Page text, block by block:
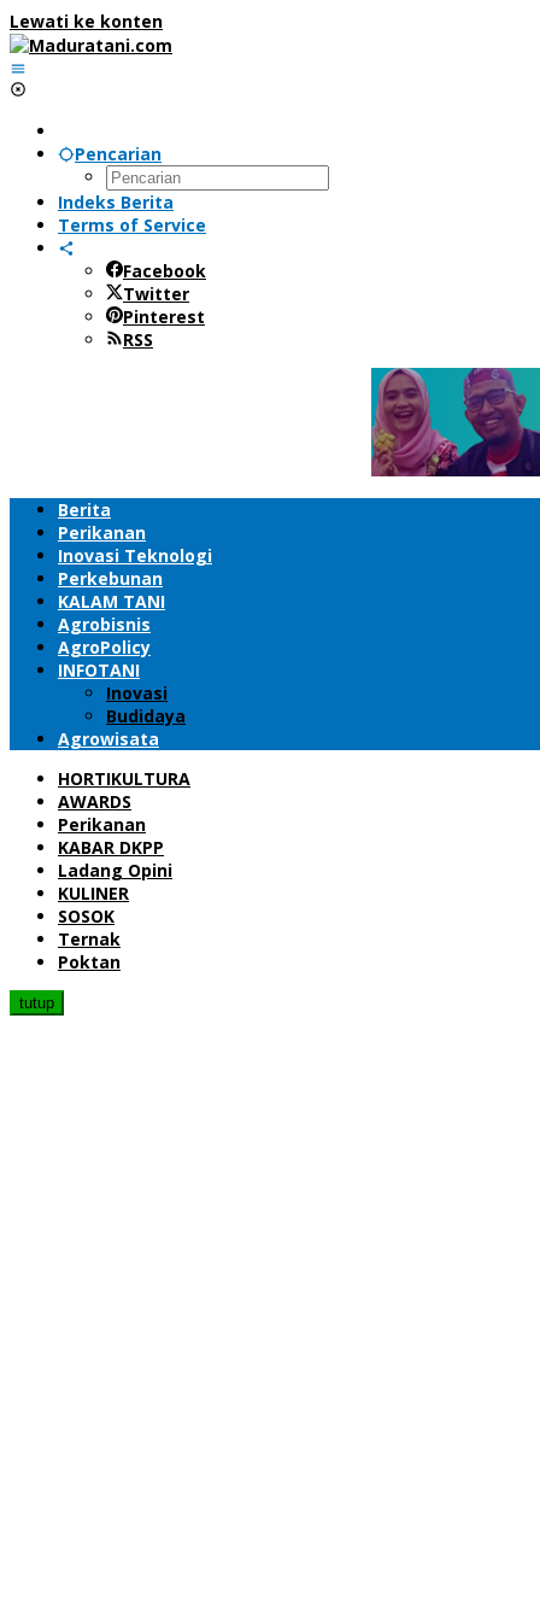
Lewati ke konten
Pencarian
Indeks Berita
Terms of Service
Facebook
Twitter
Pinterest
RSS
Berita
Perikanan
Inovasi Teknologi
Perkebunan
KALAM TANI
Agrobisnis
AgroPolicy
INFOTANI
Inovasi
Budidaya
Agrowisata
HORTIKULTURA
AWARDS
Perikanan
KABAR DKPP
Ladang Opini
KULINER
SOSOK
Ternak
Poktan
tutup